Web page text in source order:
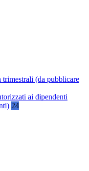
trimestrali (da pubblicare
ai dipendenti
24